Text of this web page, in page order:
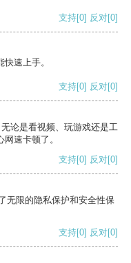
支持[0] 反对[0]
速上手。
支持[0] 反对[0]
论是看视频、玩游戏还是工
速卡顿了。
支持[0] 反对[0]
无限的隐私保护和安全性保
支持[0] 反对[0]